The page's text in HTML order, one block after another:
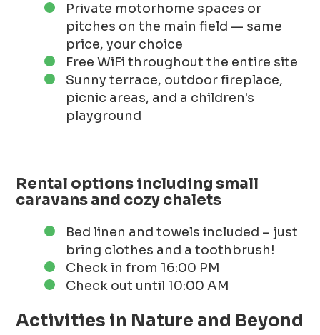
Private motorhome spaces or
pitches on the main field — same
price, your choice
Free WiFi throughout the entire site
Sunny terrace, outdoor fireplace,
picnic areas, and a children's
playground
Rental options including small
caravans and cozy chalets
Bed linen and towels included – just
bring clothes and a toothbrush!
Check in from 16:00 PM
Check out until 10:00 AM
Activities in Nature and Beyond